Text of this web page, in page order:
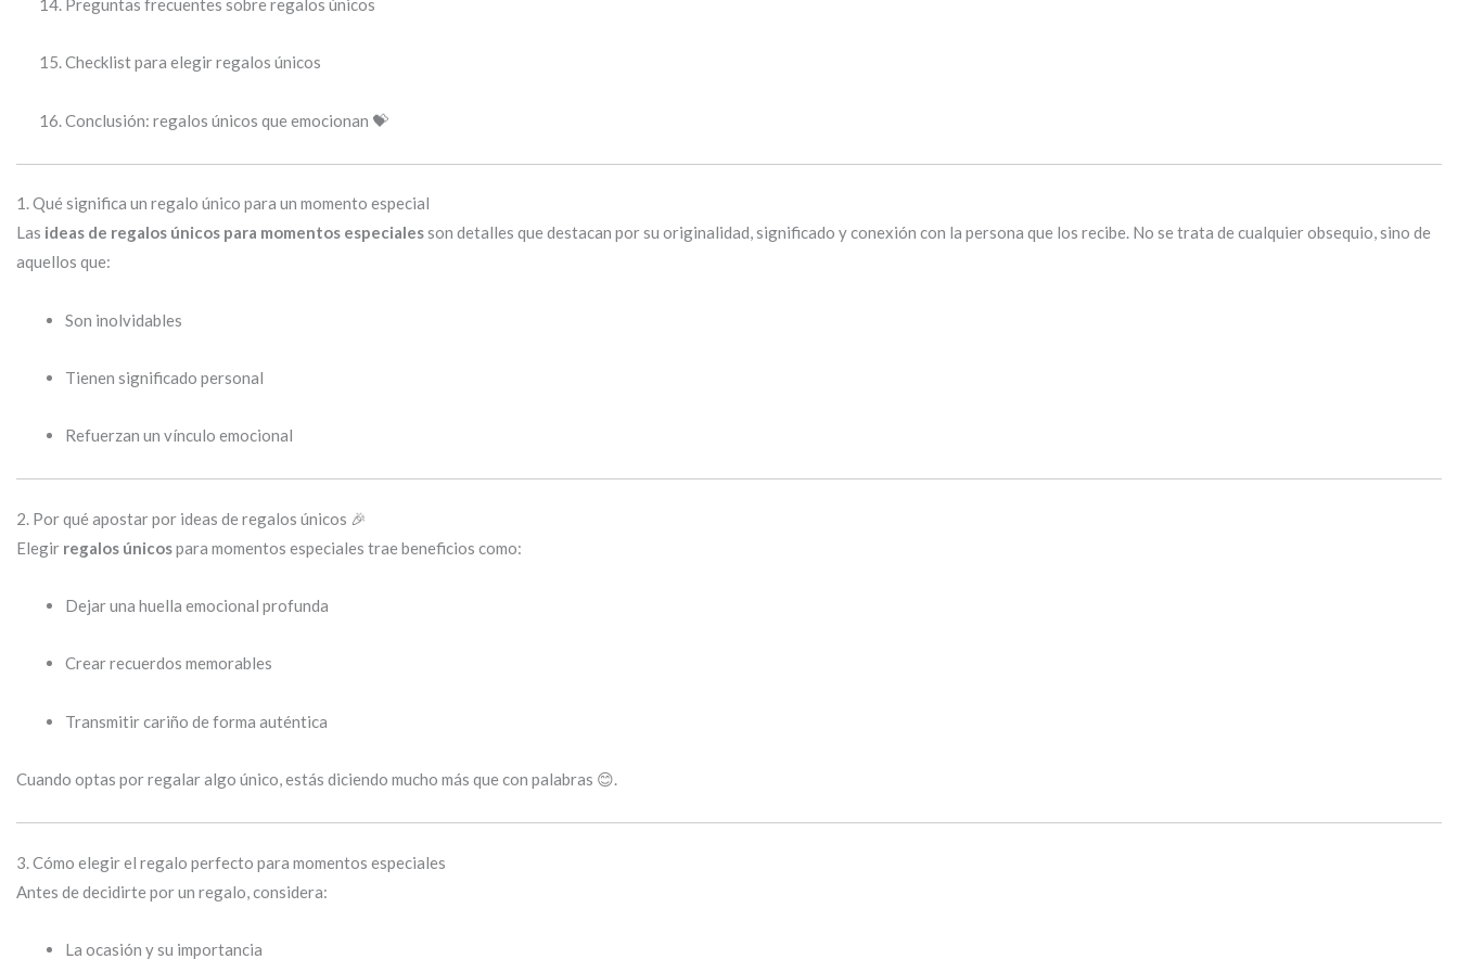
Preguntas frecuentes sobre regalos únicos
Checklist para elegir regalos únicos
Conclusión: regalos únicos que emocionan 💝
1. Qué significa un regalo único para un momento especial
Las ideas de regalos únicos para momentos especialesson detalles que destacan por su originalidad, significado y conexión con la persona que los recibe. No se trata de cualquier obsequio, sino de
aquellos que:
Son inolvidables
Tienen significado personal
Refuerzan un vínculo emocional
2. Por qué apostar por ideas de regalos únicos 🎉
Elegir regalos únicospara momentos especiales trae beneficios como:
Dejar una huella emocional profunda
Crear recuerdos memorables
Transmitir cariño de forma auténtica
Cuando optas por regalar algo único, estás diciendo mucho más que con palabras 😊.
3. Cómo elegir el regalo perfecto para momentos especiales
Antes de decidirte por un regalo, considera:
La ocasión y su importancia